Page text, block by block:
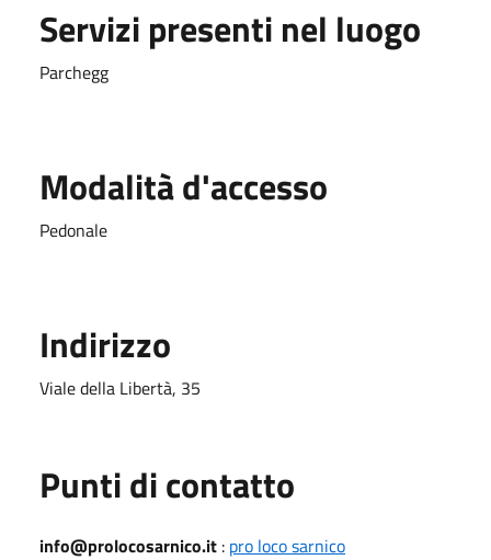
Servizi presenti nel luogo
Parchegg
Modalità d'accesso
Pedonale
Indirizzo
Viale della Libertà, 35
Punti di contatto
info@prolocosarnico.it : pro loco sarnico